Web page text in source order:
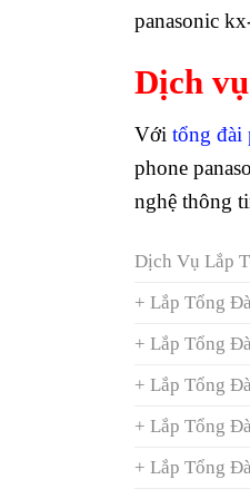
panasonic
Dịch
Với tổng đài
phone
nghệ thông
Dịch Vụ Lắp
+ Lắp Tổng
+ Lắp Tổng
+ Lắp Tổng
+ Lắp Tổng
+ Lắp Tổng